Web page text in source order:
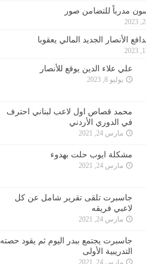
مدرباً للتضامن صور
الأنصار الجديد المالي يعقوبا
علي علاء الدين يوقع للأنصار
يوليو 8, 2023
محمد قصاص اول لاعب لبناني احترف
في الدوري الأردني
مارس 24, 2021
مشكلة ايوب حلت بهدوء
مارس 24, 2021
جاسبرت تلقى تقرير شامل عن كل
لاعبي فريقه
مارس 24, 2021
جاسبرت يجتمع ببدر اليوم ثم يقود حصته
التدريبية الأولى
مارس 24, 2021